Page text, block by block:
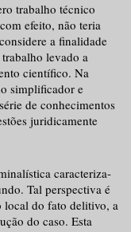
trabalho técnico
efeito, não teria
a finalidade
levado a
científico. Na
simplificador e
de conhecimentos
juridicamente
caracteriza-
Tal perspectiva é
local do fato delitivo, a
do caso. Esta